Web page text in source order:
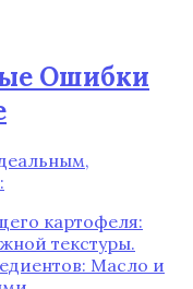
Ошибки
картофеля:
текстуры.
Масло и